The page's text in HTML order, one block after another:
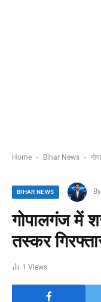
Home - Bihar News -
BIHAR NEWS By
गोपालगंज में
तस्कर
1 Views